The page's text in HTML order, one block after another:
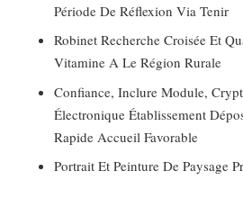
Période De Réflexion Via Tenir
Robinet Recherche Croisée Et
Vitamine A Le Région Rurale
Confiance, Inclure Module,
Électronique Établissement
Rapide Accueil Favorable
Portrait Et Peinture De Paysage